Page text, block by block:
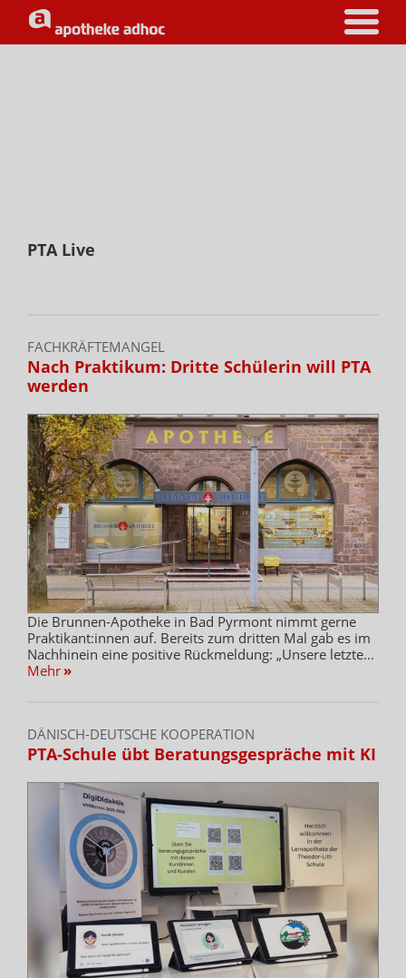
PTA Live
FACHKRÄFTEMANGEL
Nach Praktikum: Dritte Schülerin will PTA
werden
Die Brunnen-Apotheke in Bad Pyrmont nimmt gerne
Praktikant:innen auf. Bereits zum dritten Mal gab es im
Nachhinein eine positive Rückmeldung: „Unsere letzte...
Mehr »
DÄNISCH-DEUTSCHE KOOPERATION
PTA-Schule übt Beratungsgespräche mit KI